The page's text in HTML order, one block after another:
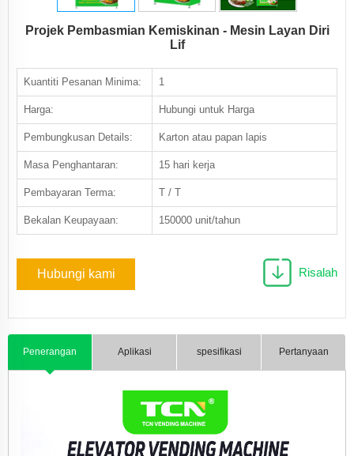
Projek Pembasmian Kemiskinan - Mesin Layan Diri
Lif
Kuantiti Pesanan Minima: 1
Harga: Hubungi untuk Harga
Pembungkusan Details: Karton atau papan lapis
Masa Penghantaran: 15 hari kerja
Pembayaran Terma: T / T
Bekalan Keupayaan: 150000 unit/tahun
Hubungi kami Risalah
Penerangan Aplikasi spesifikasi Pertanyaan